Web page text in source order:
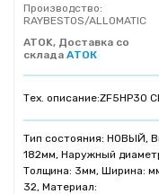
Производство:
RAYBESTOS/ALLOMATIC
ATOK, Доставка со
склада АТОК
Тех. описание:ZF5HP30
Тип состояния: НОВЫЙ,
182мм, Наружный
Толщина: 3мм, Ширина:
32, Материал: